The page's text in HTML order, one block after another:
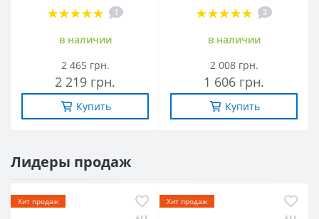
1
в наличии
2 465 грн.
2 219 грн.
Купить
2
в наличии
2 008 грн.
1 606 грн.
Купить
Лидеры продаж
Хит продаж Хит продаж